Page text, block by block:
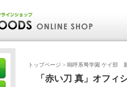
トップページ > 嗚呼系弩学園 ケイ部
「赤い刀 真」オフィ